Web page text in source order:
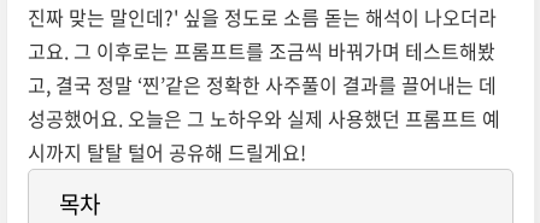
진짜 맞는 말인데?' 싶을 정도로 소름 돋는 해석이 나오더라
고요. 그 이후로는 프롬프트를 조금씩 바꿔가며 테스트해봤
고, 결국 정말 ‘찐’같은 정확한 사주풀이 결과를 끌어내는 데
성공했어요. 오늘은 그 노하우와 실제 사용했던 프롬프트 예
시까지 탈탈 털어 공유해 드릴게요!
목차